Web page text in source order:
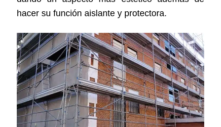
hacer su función aislante y protectora.